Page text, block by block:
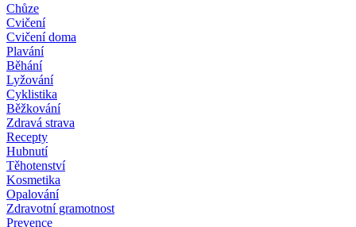
Chůze
Cvičení
Cvičení doma
Plavání
Běhání
Lyžování
Cyklistika
Běžkování
Zdravá strava
Recepty
Hubnutí
Těhotenství
Kosmetika
Opalování
Zdravotní gramotnost
Prevence